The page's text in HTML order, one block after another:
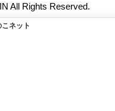
All Rights Reserved.
ネット